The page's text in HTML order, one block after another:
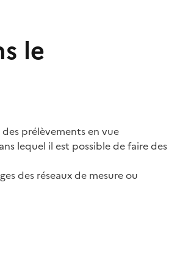
le
prélèvements en vue
lequel il est possible de faire des
des réseaux de mesure ou